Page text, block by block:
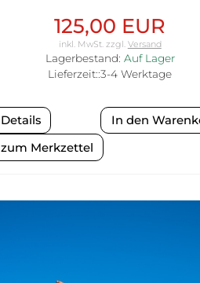
125,00 EUR
inkl. MwSt.zzgl. Versand
Lagerbestand: Auf Lager
Lieferzeit::3-4 Werktage
Details
zum Merkzettel